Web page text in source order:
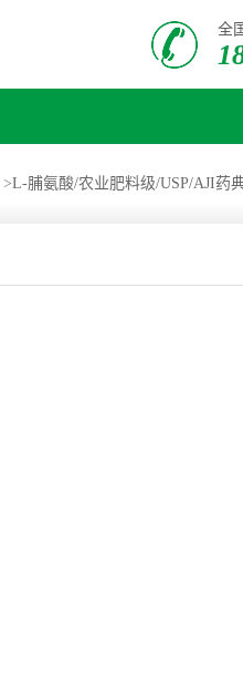
全
>L-脯氨酸/农业肥料级/USP/AJI药